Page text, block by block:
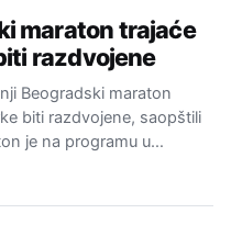
maraton trajaće
razdvojene
Beogradski maraton
biti razdvojene, saopštili
je na programu u…